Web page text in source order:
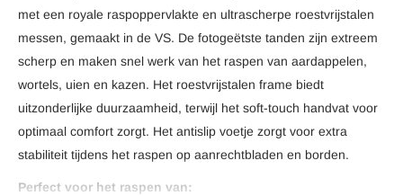
met een royale raspoppervlakte en ultrascherpe roestvrijstalen
messen, gemaakt in de VS. De fotogeëtste tanden zijn extreem
scherp en maken snel werk van het raspen van aardappelen,
wortels, uien en kazen. Het roestvrijstalen frame biedt
uitzonderlijke duurzaamheid, terwijl het soft-touch handvat voor
optimaal comfort zorgt. Het antislip voetje zorgt voor extra
stabiliteit tijdens het raspen op aanrechtbladen en borden.
Perfect voor het raspen van: